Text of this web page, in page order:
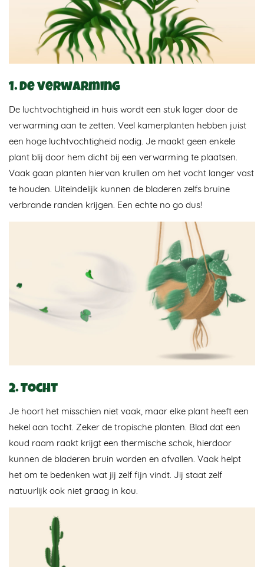
1. De verwarming
De luchtvochtigheid in huis wordt een stuk lager door de
verwarming aan te zetten. Veel kamerplanten hebben juist
een hoge luchtvochtigheid nodig. Je maakt geen enkele
plant blij door hem dicht bij een verwarming te plaatsen.
Vaak gaan planten hiervan krullen om het vocht langer vast
te houden. Uiteindelijk kunnen de bladeren zelfs bruine
verbrande randen krijgen. Een echte no go dus!
2. Tocht
Je hoort het misschien niet vaak, maar elke plant heeft een
hekel aan tocht. Zeker de tropische planten. Blad dat een
koud raam raakt krijgt een thermische schok, hierdoor
kunnen de bladeren bruin worden en afvallen. Vaak helpt
het om te bedenken wat jij zelf fijn vindt. Jij staat zelf
natuurlijk ook niet graag in kou.